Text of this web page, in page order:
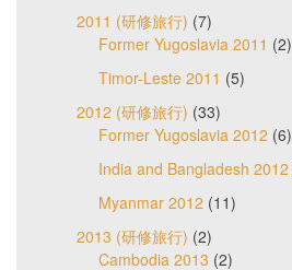
2011 (研修旅行) (7)
Former Yugoslavia 2011 (2)
Timor-Leste 2011 (5)
2012 (研修旅行) (33)
Former Yugoslavia 2012 (6)
India and Bangladesh 2012
Myanmar 2012 (11)
2013 (研修旅行) (2)
Cambodia 2013 (2)